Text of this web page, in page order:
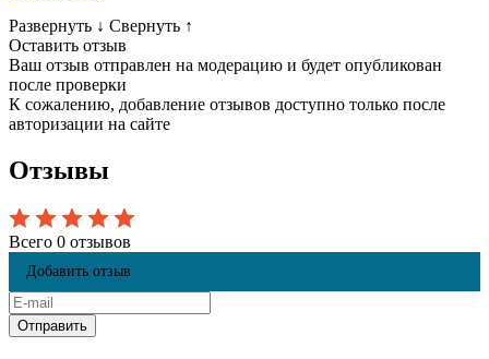
Развернуть ↓ Свернуть ↑
Оставить отзыв
Ваш отзыв отправлен на модерацию и будет опубликован
после проверки
К сожалению, добавление отзывов доступно только после
авторизации на сайте
Отзывы
Всего 0 отзывов
Добавить отзыв